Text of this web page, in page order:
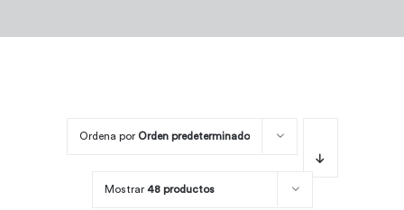
Ordena por Orden predeterminado
Mostrar 48 productos